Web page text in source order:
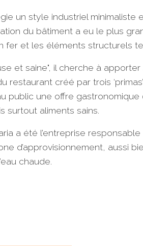
un style industriel
du bâtiment a eu le plus
et les éléments structurels
et saine", il cherche à
créé par trois
public une offre
surtout aliments sains.
a été l’entreprise
d’approvisionnement, aussi
chaude.